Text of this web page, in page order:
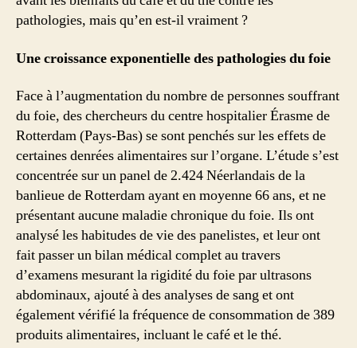
?
pathologies, mais qu’en est-il vraiment ?
Une croissance exponentielle des pathologies du foie
Face à l’augmentation du nombre de personnes souffrant
du foie, des chercheurs du centre hospitalier Érasme de
Rotterdam (Pays-Bas) se sont penchés sur les effets de
certaines denrées alimentaires sur l’organe. L’étude s’est
concentrée sur un panel de 2.424 Néerlandais de la
banlieue de Rotterdam ayant en moyenne 66 ans, et ne
présentant aucune maladie chronique du foie. Ils ont
analysé les habitudes de vie des panelistes, et leur ont
fait passer un bilan médical complet au travers
d’examens mesurant la rigidité du foie par ultrasons
abdominaux, ajouté à des analyses de sang et ont
également vérifié la fréquence de consommation de 389
produits alimentaires, incluant le café et le thé.